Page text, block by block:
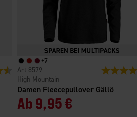
4.5 von 5 Sternen
+7
Damen Fleecepullover Gällö
High Mountain
8579
Ab9,95 €
Bewertung: